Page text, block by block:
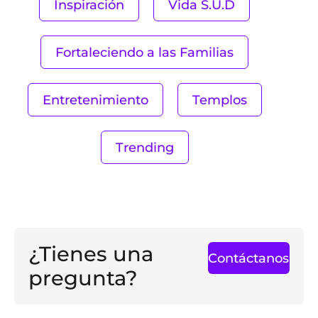
Inspiración Vida S.U.D
Fortaleciendo a las Familias
Entretenimiento Templos
Trending
¿Tienes una
pregunta?
Contáctanos